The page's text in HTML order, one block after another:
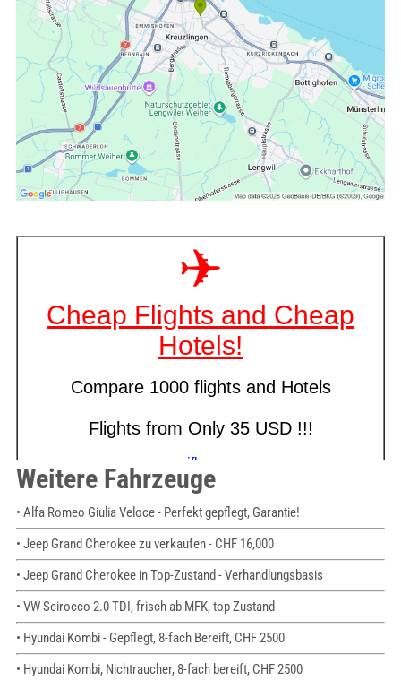
Weitere Fahrzeuge
• Alfa Romeo Giulia Veloce - Perfekt gepflegt, Garantie!
• Jeep Grand Cherokee zu verkaufen - CHF 16,000
• Jeep Grand Cherokee in Top-Zustand - Verhandlungsbasis
• VW Scirocco 2.0 TDI, frisch ab MFK, top Zustand
• Hyundai Kombi - Gepflegt, 8-fach Bereift, CHF 2500
• Hyundai Kombi, Nichtraucher, 8-fach bereift, CHF 2500